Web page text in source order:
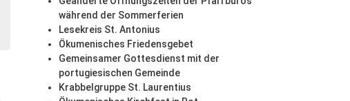
während der Sommerferien
Lesekreis St. Antonius
Ökumenisches Friedensgebet
Gemeinsamer Gottesdienst mit der
portugiesischen Gemeinde
Krabbelgruppe St. Laurentius